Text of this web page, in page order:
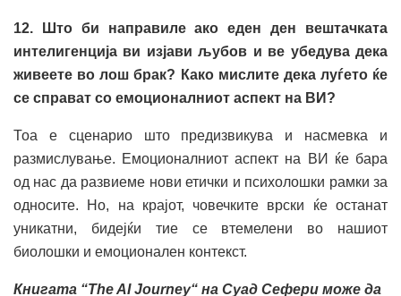
12. Што би направиле ако еден ден вештачката
интелигенција ви изјави љубов и ве убедува дека
живеете во лош брак? Како мислите дека луѓето ќе
се справат со емоционалниот аспект на ВИ?
Тоа е сценарио што предизвикува и насмевка и
размислување. Емоционалниот аспект на ВИ ќе бара
од нас да развиеме нови етички и психолошки рамки за
односите. Но, на крајот, човечките врски ќе останат
уникатни, бидејќи тие се втемелени во нашиот
биолошки и емоционален контекст.
Книгата “The AI Journey“ на Суад Сефери може да